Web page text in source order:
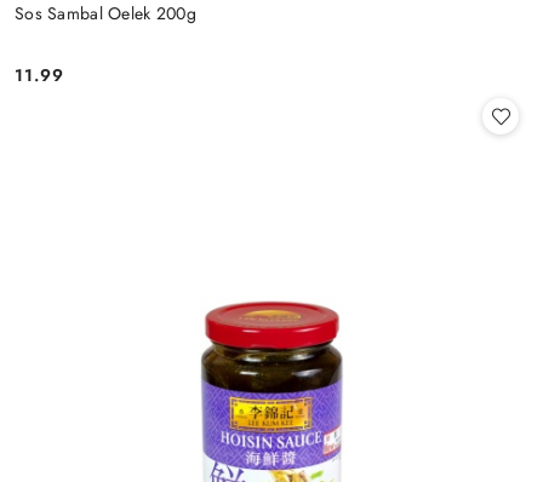
Sos Sambal Oelek 200g
Cena:
11.99